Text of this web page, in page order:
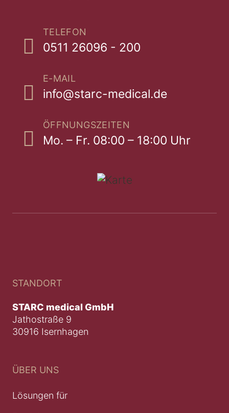
TELEFON
0511 26096 - 200
E-MAIL
info@starc-medical.de
ÖFFNUNGSZEITEN
Mo. – Fr. 08:00 – 18:00 Uhr
STANDORT
STARC medical GmbH
Jathostraße 9
30916 Isernhagen
ÜBER UNS
Lösungen für